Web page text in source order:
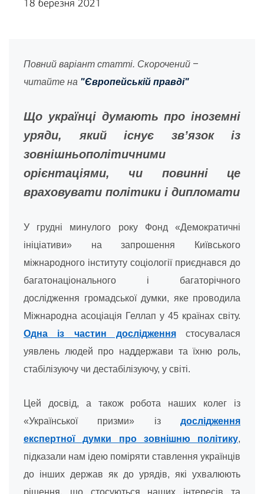
18 березня 2021
Повний варіант статті. Скорочений –
читайте на "Європейській правді"
Що українці думають про іноземні
уряди, який існує зв’язок із
зовнішньополітичними
орієнтаціями, чи повинні це
враховувати політики і дипломати
У грудні минулого року Фонд «Демократичні
ініціативи» на запрошення Київського
міжнародного інституту соціології приєднався до
багатонаціонального і багаторічного
дослідження громадської думки, яке проводила
Міжнародна асоціація Геллап у 45 країнах світу.
Одна із частин дослідженнястосувалася
уявлень людей про наддержави та їхню роль,
стабілізуючу чи дестабілізуючу, у світі.
Цей досвід, а також робота наших колег із
«Української призми» із дослідження
експертної думки про зовнішню політику,
підказали нам ідею поміряти ставлення українців
до інших держав як до урядів, які ухвалюють
рішення, що стосуються наших інтересів та